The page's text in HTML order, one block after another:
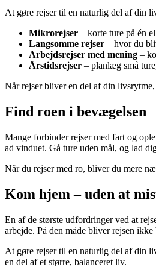
At gøre rejser til en naturlig del af din
Mikrorejser – korte ture på én
Langsomme rejser – hvor du
Arbejdsrejser med mening –
Årstidsrejser – planlæg små
Når rejser bliver en del af din
Find roen i bevægelsen
Mange forbinder rejser med fart og
ad vinduet. Gå ture uden mål, og lad
Når du rejser med ro, bliver du mere
Kom hjem – uden at
En af de største udfordringer ved at
arbejde. På den måde bliver rejsen
At gøre rejser til en naturlig del af din
en del af et større, balanceret liv.